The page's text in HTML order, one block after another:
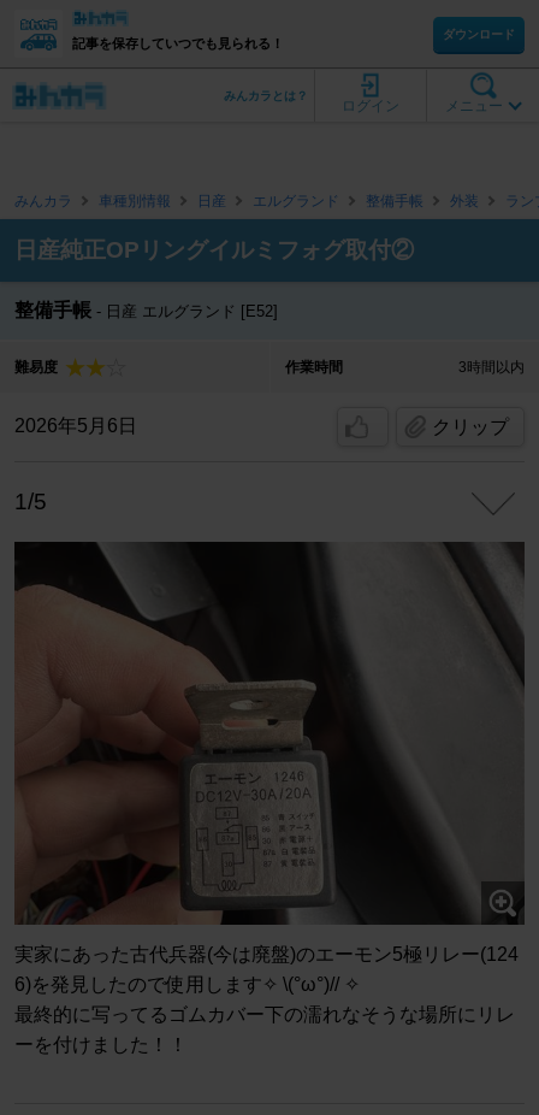
記事を保存していつでも見られる！
ダウンロード
メニュー
ログイン
みんカラとは？
みんカラ 車種別情報 日産 エルグランド 整備手帳 外装 ラン
日産純正OPリングイルミフォグ取付②
整備手帳 日産 エルグランド [E52]
難易度 作業時間 3時間以内
2026年5月6日 クリップ
1/5
実家にあった古代兵器(今は廃盤)のエーモン5極リレー(124
6)を発見したので使用します✧ \(°ω°)// ✧
最終的に写ってるゴムカバー下の濡れなそうな場所にリレ
ーを付けました！！